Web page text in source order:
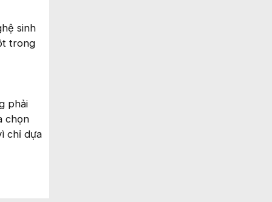
sinh
trong
phải
chọn
chỉ dựa